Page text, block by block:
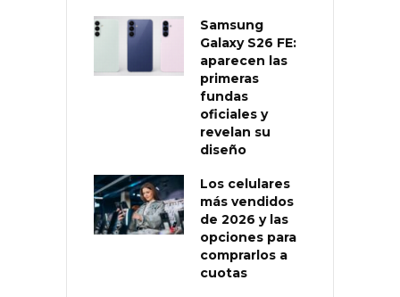
Samsung
Galaxy S26 FE:
aparecen las
primeras
fundas
oficiales y
revelan su
diseño
Los celulares
más vendidos
de 2026 y las
opciones para
comprarlos a
cuotas